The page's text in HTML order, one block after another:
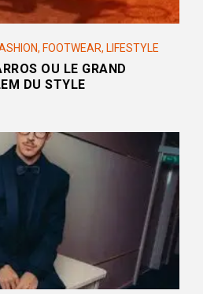
, FOOTWEAR, LIFESTYLE
OU LE GRAND
DU STYLE